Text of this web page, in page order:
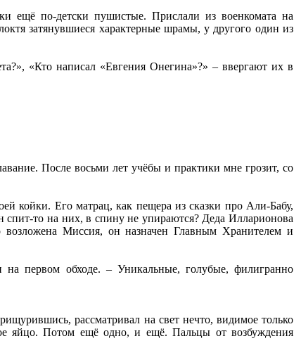
ещё по-детски пушистые. Прислали из военкомата на
затянувшиеся характерные шрамы, у другого один из
«Кто написал «Евгения Онегина»?» – ввергают их в
После восьми лет учёбы и практики мне грозит, со
койки. Его матрац, как пещера из сказки про Али-Бабу,
то на них, в спину не упираются? Деда Илларионова
Миссия, он назначен Главным Хранителем и
первом обходе. – Уникальные, голубые, филигранно
рассматривал на свет нечто, видимое только
яйцо. Потом ещё одно, и ещё. Пальцы от возбуждения